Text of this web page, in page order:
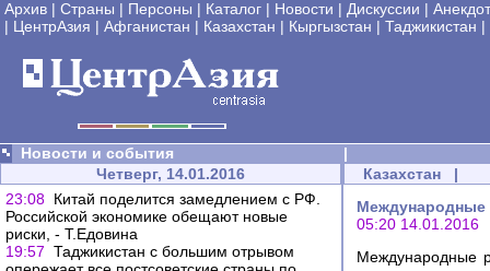
Архив | Страны | Персоны | Каталог | Новости | Дискуссии |
| ЦентрАзия | Афганистан | Казахстан | Кыргызстан | Таджикистан |
Новости и события
|
Четверг, 14.01.2016
23:08 Китай поделится замедлением с РФ.
Российской экономике обещают новые
риски, - Т.Едовина
19:57 Таджикистан с большим отрывом
Казахстан |
Международные
05:20 14.01.2016
Международные